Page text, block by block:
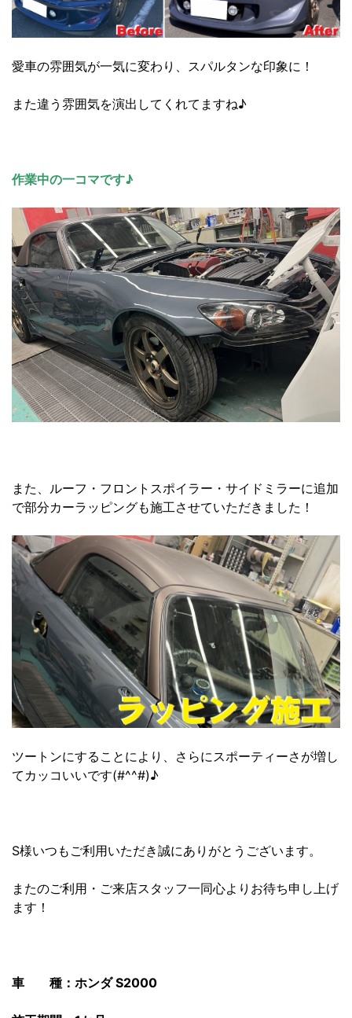
愛車の雰囲気が一気に変わり、スパルタンな印象に！
また違う雰囲気を演出してくれてますね♪
作業中の一コマです♪
また、ルーフ・フロントスポイラー・サイドミラーに追加
で部分カーラッピングも施工させていただきました！
ツートンにすることにより、さらにスポーティーさが増し
てカッコいいです(#^^#)♪
S様いつもご利用いただき誠にありがとうございます。
またのご利用・ご来店スタッフ一同心よりお待ち申し上げ
ます！
車 種：ホンダ S2000